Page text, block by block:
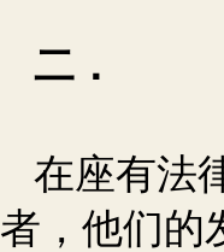
二．
在座有法
者，他们的